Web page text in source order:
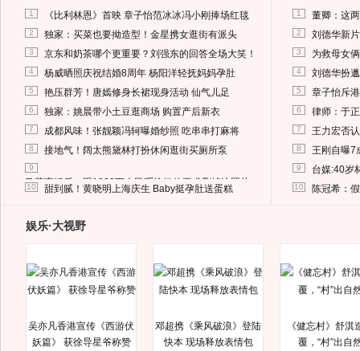
1 《比利林恩》首映 章子怡范冰冰冯小刚捧场红毯
2 独家：买菜也要拗造型！金星携女逛街有派头
3 京东和奶茶哪个更重要？刘强东的回答全场大笑！
4 杨威晒照庆祝结婚8周年 杨阳洋轻抚妈妈孕肚
5 艳压群芳！唐嫣修身长裙现身活动 仙气儿足
6 独家：姚晨带小土豆逛商场 购置产后新衣
7 成都风味！张靓颖冯轲曝婚纱照 吃串串打麻将
8 接地气！阔太熊黛林打扮休闲逛街买厕所泵
9
马蓉离婚后，砸1000万人民币给媒体要求删掉这照片
10 甜到腻！黄晓明上海庆生 Baby挺孕肚送蛋糕
1 董卿：这
2 刘德华新
3 为救母女
4 刘德华扮
5 章子怡斥
6 律师：于
7 王力宏否
8 王刚自曝7
9 台媒:40岁
10 陈冠希：
娱乐·大视野
吴亦凡香港宣传《西游伏
妖篇》 获徐导星爷称赞
邓超携《乘风破浪》登陆
快本 现场释放表情包
《健忘村》舒淇
覆，“村”出自